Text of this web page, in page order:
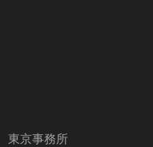
東京事務所